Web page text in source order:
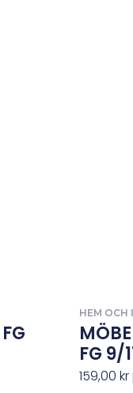
HEM OCH
FG 9/
159,00kr